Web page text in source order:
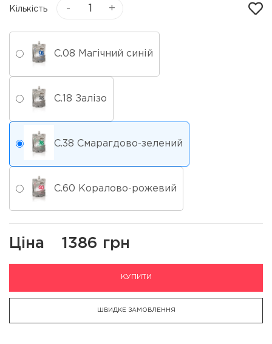
Кількість - +
С.08 Магічний синій
С.18 Залізо
С.38 Смарагдово-зелений
С.60 Коралово-рожевий
Ціна 1386 грн
КУПИТИ
ШВИДКЕ ЗАМОВЛЕННЯ